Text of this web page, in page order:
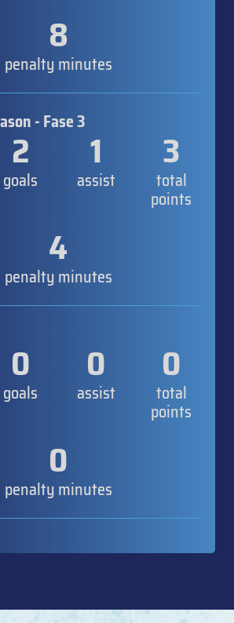
8
penalty minutes
- Fase 3
2
goals
1
assist
3
total
points
4
penalty minutes
0
goals
0
assist
0
total
points
0
penalty minutes